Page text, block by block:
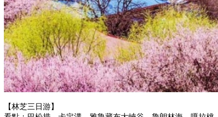
【林芝三日游】